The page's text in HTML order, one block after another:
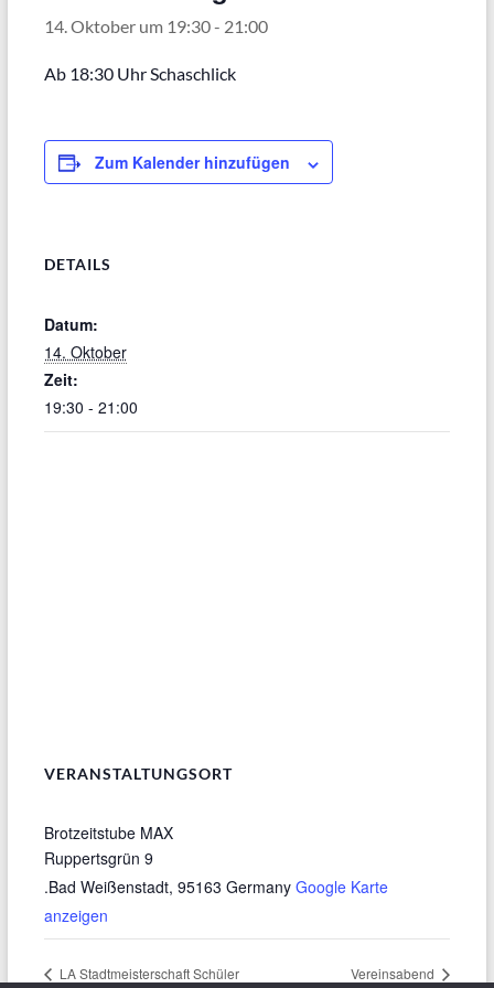
14. Oktober um 19:30- 21:00
Ab 18:30 Uhr Schaschlick
Zum Kalender hinzufügen
DETAILS
Datum:
14. Oktober
Zeit:
19:30 - 21:00
VERANSTALTUNGSORT
Brotzeitstube MAX
Ruppertsgrün 9
.Bad Weißenstadt, 95163 Germany Google Karte
anzeigen
LA Stadtmeisterschaft Schüler Vereinsabend